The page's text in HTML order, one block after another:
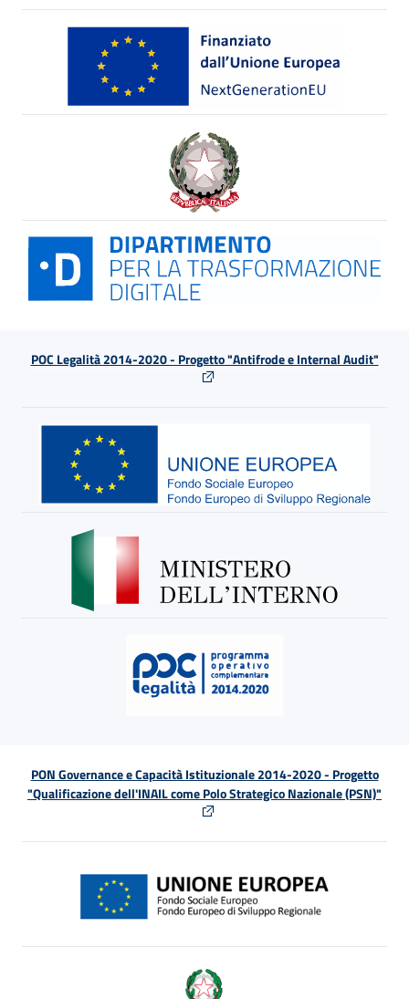
POC Legalità 2014-2020 - Progetto "Antifrode e Internal Audit"
PON Governance e Capacità Istituzionale 2014-2020 - Progetto
"Qualificazione dell'INAIL come Polo Strategico Nazionale (PSN)"